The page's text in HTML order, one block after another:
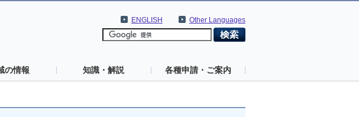
Other Languages
ENGLISH
の情報 知識・解説 各種申請・ご案内